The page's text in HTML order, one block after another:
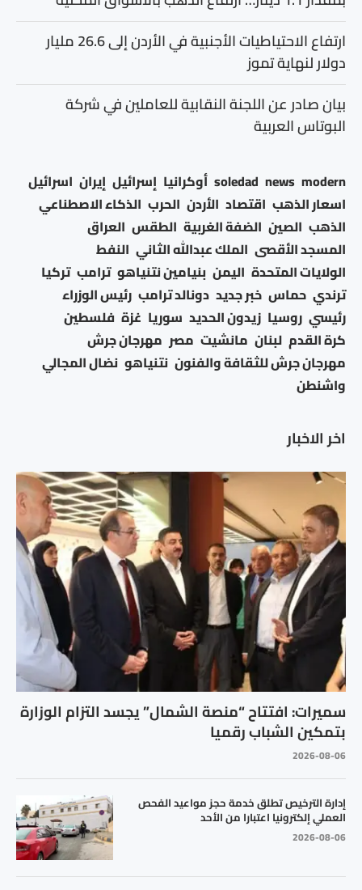
اخر الاخبار
سميرات: افتتاح “منصة الشمال” يجسد التزام الوزارة
بتمكين الشباب رقميا
2026-08-06
إدارة الترخيص تطلق خدمة حجز مواعيد الفحص
العملي إلكترونيا اعتبارا من الأحد
2026-08-06
ارتفاع الاحتياطيات الأجنبية في الأردن إلى 26.6 مليار
دولار لنهاية تموز
بيان صادر عن اللجنة النقابية للعاملين في شركة
البوتاس العربية
modern
news
soledad أوكرانيا إسرائيل إيران اسرائيل
اسعار الذهب اقتصاد الأردن الحرب الذكاء الاصطناعي
الذهب الصين الضفة الغربية الطقس العراق
المسجد الأقصى الملك عبدالله الثاني النفط
الولايات المتحدة اليمن بنيامين نتنياهو ترامب تركيا
ترندي حماس خبر جديد دونالد ترامب رئيس الوزراء
رئيسي روسيا زيدون الحديد سوريا غزة فلسطين
كرة القدم لبنان مانشيت مصر مهرجان جرش
مهرجان جرش للثقافة والفنون نتنياهو نضال المجالي
واشنطن